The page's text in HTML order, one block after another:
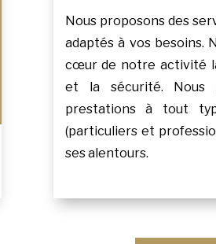
Nous proposons des
adaptés à vos besoins.
cœur de notre activité
et la sécurité. Nous
prestations à tout
(particuliers et
ses alentours.